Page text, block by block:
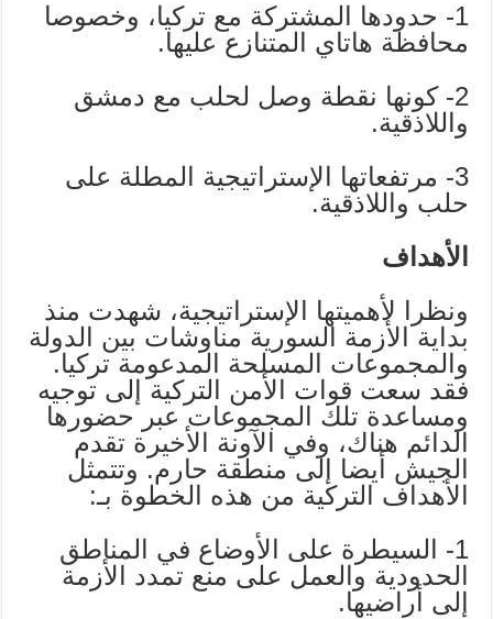
1- حدودها المشتركة مع تركيا، وخصوصا
محافظة هاتاي المتنازع عليها.
2- كونها نقطة وصل لحلب مع دمشق
واللاذقية.
3- مرتفعاتها الإستراتيجية المطلة على
حلب واللاذقية.
الأهداف
ونظرا لأهميتها الإستراتيجية، شهدت منذ
بداية الأزمة السورية مناوشات بين الدولة
والمجموعات المسلحة المدعومة تركيا.
فقد سعت قوات الأمن التركية إلى توجيه
ومساعدة تلك المجموعات عبر حضورها
الدائم هناك، وفي الآونة الأخيرة تقدم
الجيش أيضا إلى منطقة حارم. وتتمثل
الأهداف التركية من هذه الخطوة بـ:
1- السيطرة على الأوضاع في المناطق
الحدودية والعمل على منع تمدد الأزمة
إلى أراضيها.